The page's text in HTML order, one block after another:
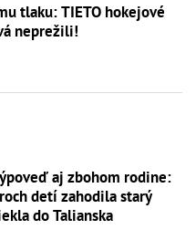
tlaku: TIETO hokejové
neprežili!
aj zbohom rodine:
detí zahodila starý
do Talianska